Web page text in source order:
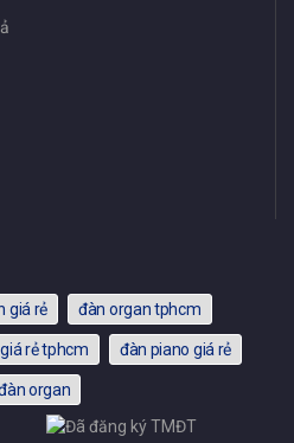
giá rẻ đàn organ tphcm
rẻ tphcm đàn piano giá rẻ
organ